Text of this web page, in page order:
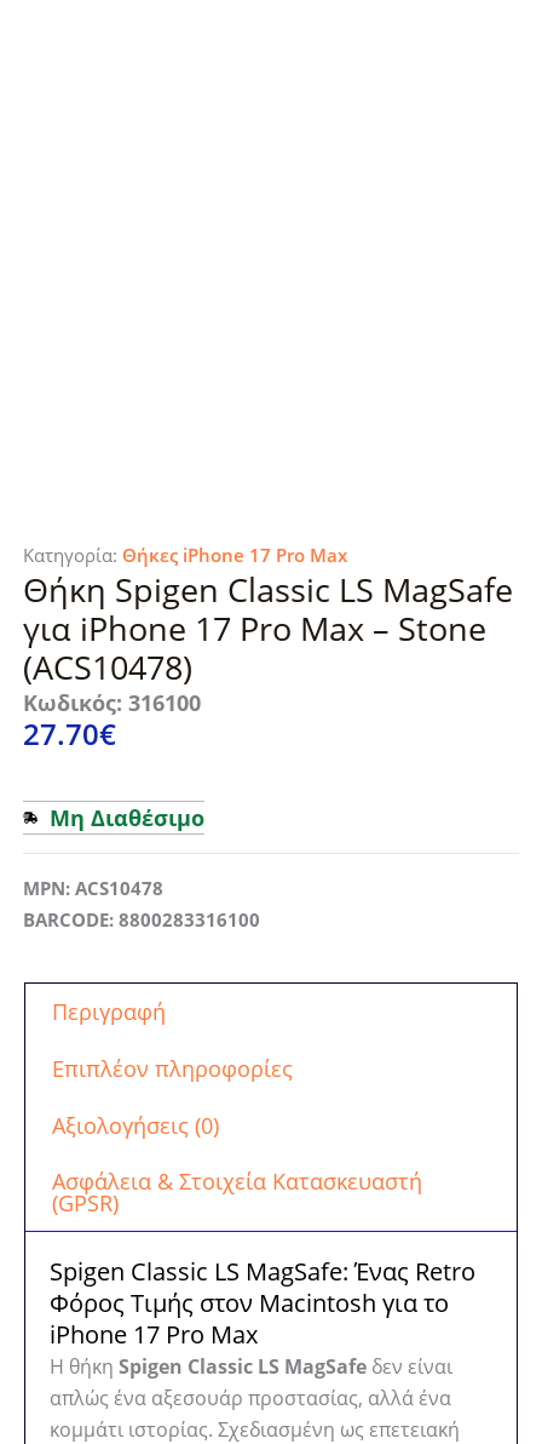
Κατηγορία: Θήκες iPhone 17 Pro Max
Θήκη Spigen Classic LS MagSafe
για iPhone 17 Pro Max – Stone
(ACS10478)
Κωδικός: 316100
27.70€
Μη Διαθέσιμο
MPN: ACS10478
BARCODE: 8800283316100
Περιγραφή
Επιπλέον πληροφορίες
Αξιολογήσεις (0)
Ασφάλεια & Στοιχεία Κατασκευαστή
(GPSR)
Spigen Classic LS MagSafe: Ένας Retro
Φόρος Τιμής στον Macintosh για το
iPhone 17 Pro Max
Η θήκη Spigen Classic LS MagSafe δεν είναι
απλώς ένα αξεσουάρ προστασίας, αλλά ένα
κομμάτι ιστορίας. Σχεδιασμένη ως επετειακή